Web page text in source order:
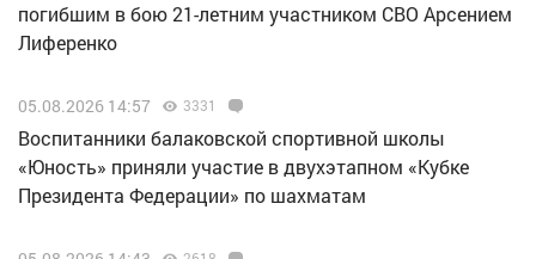
погибшим в бою 21-летним участником СВО Арсением
Лиференко
05.08.2026 14:57 3331
Воспитанники балаковской спортивной школы
«Юность» приняли участие в двухэтапном «Кубке
Президента Федерации» по шахматам